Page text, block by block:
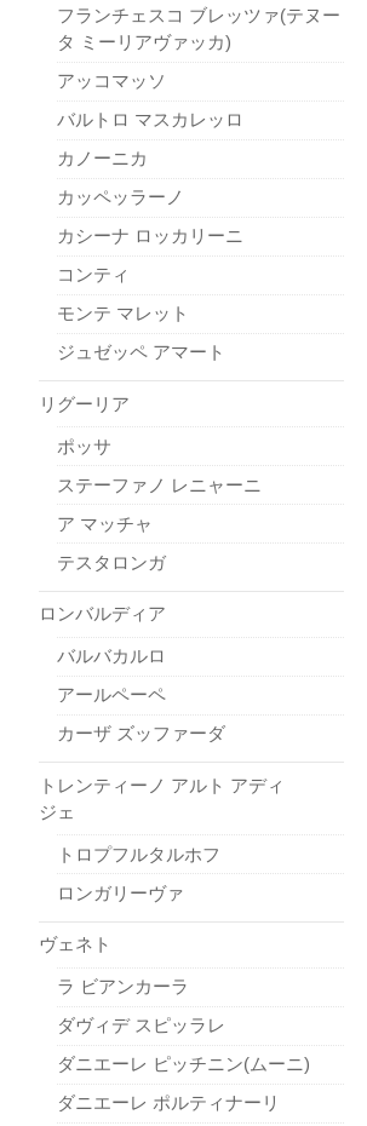
フランチェスコ ブレッツァ(テヌー
タ ミーリアヴァッカ)
アッコマッソ
バルトロ マスカレッロ
カノーニカ
カッペッラーノ
カシーナ ロッカリーニ
コンティ
モンテ マレット
ジュゼッペ アマート
リグーリア
ポッサ
ステーファノ レニャーニ
ア マッチャ
テスタロンガ
ロンバルディア
バルバカルロ
アールペーペ
カーザ ズッファーダ
トレンティーノ アルト アディ
ジェ
トロプフルタルホフ
ロンガリーヴァ
ヴェネト
ラ ビアンカーラ
ダヴィデ スピッラレ
ダニエーレ ピッチニン(ムーニ)
ダニエーレ ポルティナーリ